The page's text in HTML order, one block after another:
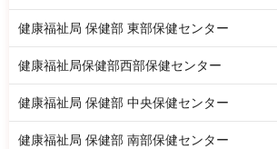
健康福祉局 保健部 東部保健センター
健康福祉局保健部西部保健センター
健康福祉局 保健部 中央保健センター
健康福祉局 保健部 南部保健センター